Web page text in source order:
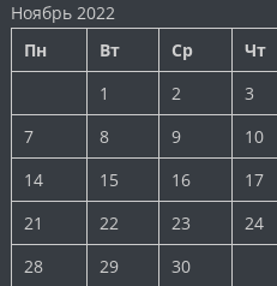
Ноябрь 2022
Пн
Вт Ср Чт
1
2 3
7
8 9 10
14
15 16 17
21
22 23 24
28
29 30